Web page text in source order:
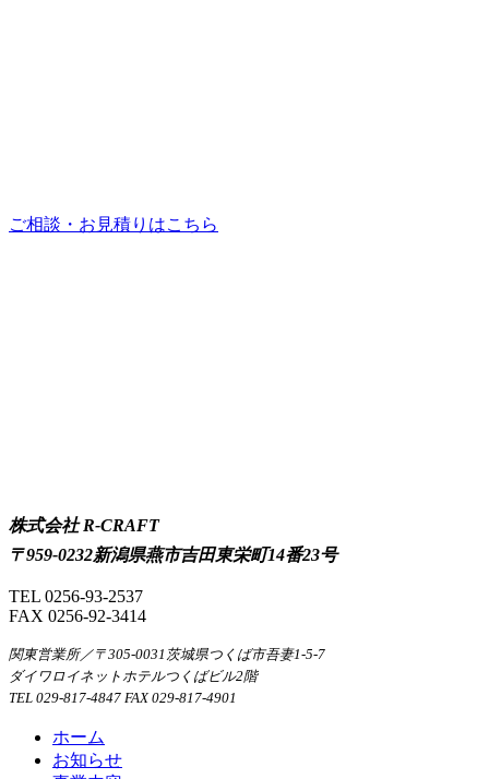
ご相談・お見積りはこちら
株式会社 R-CRAFT
〒959-0232新潟県燕市吉田東栄町14番23号
TEL 0256-93-2537
FAX 0256-92-3414
関東営業所／〒305-0031茨城県つくば市吾妻1-5-7
ダイワロイネットホテルつくばビル2階
TEL 029-817-4847 FAX 029-817-4901
ホーム
お知らせ